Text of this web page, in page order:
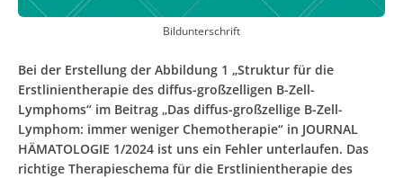
Bildunterschrift
Bei der Erstellung der Abbildung 1 „Struktur für die
Erstlinientherapie des diffus-großzelligen B-Zell-
Lymphoms“ im Beitrag „Das diffus-großzellige B-Zell-
Lymphom: immer weniger Chemotherapie“ in JOURNAL
HÄMATOLOGIE 1/2024 ist uns ein Fehler unterlaufen. Das
richtige Therapieschema für die Erstlinientherapie des